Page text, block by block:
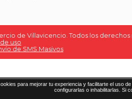
de Villavicencio. Todos los derechos
uso
de SMS Masivos
para mejorar tu experiencia y facilitarte el uso
configurarlas o inhabilitarlas. Si